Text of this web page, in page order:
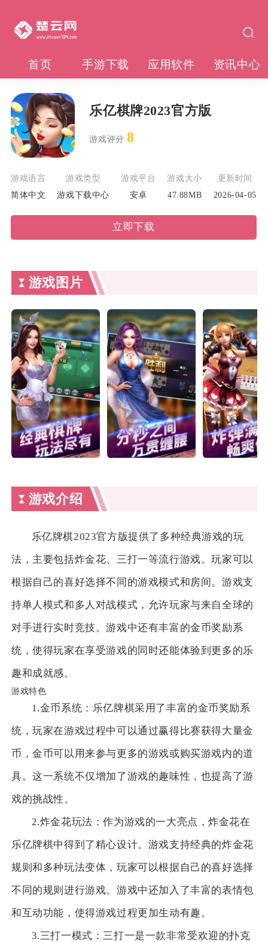
首页 手游下载 应用软件 资讯中心
乐亿棋牌2023官方版
游戏评分8
游戏语言
简体中文
游戏类型
游戏下载中心
游戏平台
安卓
游戏大小
47.88MB
更新时间
2026-04-05
立即下载
游戏图片
游戏介绍
乐亿牌棋2023官方版提供了多种经典游戏的玩
法，主要包括炸金花、三打一等流行游戏。玩家可以
根据自己的喜好选择不同的游戏模式和房间。游戏支
持单人模式和多人对战模式，允许玩家与来自全球的
对手进行实时竞技。游戏中还有丰富的金币奖励系
统，使得玩家在享受游戏的同时还能体验到更多的乐
趣和成就感。
游戏特色
1.金币系统：乐亿牌棋采用了丰富的金币奖励系
统，玩家在游戏过程中可以通过赢得比赛获得大量金
币，金币可以用来参与更多的游戏或购买游戏内的道
具。这一系统不仅增加了游戏的趣味性，也提高了游
戏的挑战性。
2.炸金花玩法：作为游戏的一大亮点，炸金花在
乐亿牌棋中得到了精心设计。游戏支持经典的炸金花
规则和多种玩法变体，玩家可以根据自己的喜好选择
不同的规则进行游戏。游戏中还加入了丰富的表情包
和互动功能，使得游戏过程更加生动有趣。
3.三打一模式：三打一是一款非常受欢迎的扑克